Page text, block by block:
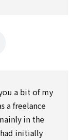
a bit of my
a freelance
in the
initially